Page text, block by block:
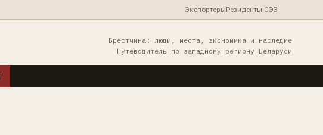
ЭкспортерыРезиденты СЭЗ
Брестчина: люди, места, экономика и наследие
Путеводитель по западному региону Беларуси